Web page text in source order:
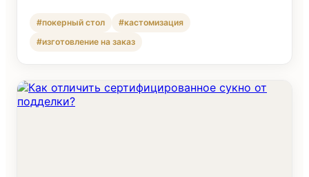
#покерный стол
#кастомизация
#изготовление на заказ